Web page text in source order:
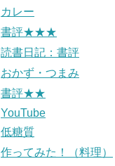
カレー
書評★★★
読書日記：書評
おかず・つまみ
書評★★
YouTube
低糖質
作ってみた！（料理）